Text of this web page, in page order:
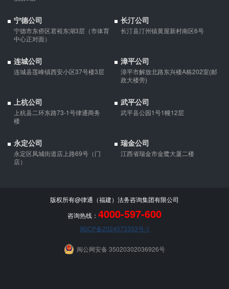
不能证明双方存在借款关系。
债权人就婚姻关系存续期间夫妻一方以个人名义所负债务主张权利
的，应当按夫妻共同债务处理。
宁德公司
宁德市东侨区君裕东湖3层（市体育
中心正对面）
长汀公司
长汀县汀州镇黄屋新村南区6号
连城公司
连城县莲峰镇西安小区37号楼3层
漳平公司
漳平市解放北路东兴楼A栋202室(邮
政大楼旁)
上杭公司
上杭县二环东路73-1号律通商务
楼
武平公司
武平县公园1号1幢12层
永定公司
永定区凤城街道店上路69号（门
店）
瑞金公司
江西省瑞金市金鹭大厦二楼
版权所有@律通（福建）法务咨询集团有限公司
咨询热线： 4000-597-600
闽ICP备2024073353号-1
闽公网安备 35020302036926号